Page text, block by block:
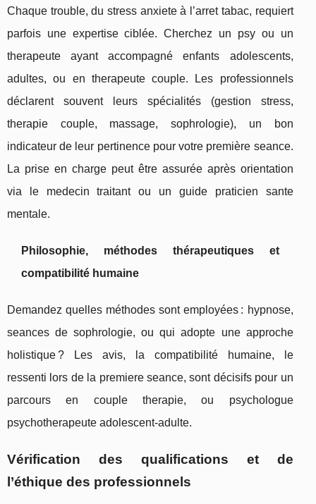
Chaque trouble, du stress anxiete à l’arret tabac, requiert
parfois une expertise ciblée. Cherchez un psy ou un
therapeute ayant accompagné enfants adolescents,
adultes, ou en therapeute couple. Les professionnels
déclarent souvent leurs spécialités (gestion stress,
therapie couple, massage, sophrologie), un bon
indicateur de leur pertinence pour votre première seance.
La prise en charge peut être assurée après orientation
via le medecin traitant ou un guide praticien sante
mentale.
Philosophie, méthodes thérapeutiques et
compatibilité humaine
Demandez quelles méthodes sont employées : hypnose,
seances de sophrologie, ou qui adopte une approche
holistique ? Les avis, la compatibilité humaine, le
ressenti lors de la premiere seance, sont décisifs pour un
parcours en couple therapie, ou psychologue
psychotherapeute adolescent-adulte.
Vérification des qualifications et de
l’éthique des professionnels